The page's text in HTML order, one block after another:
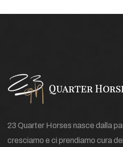
23 Quarter Horses nasce dalla
cresciamo e ci prendiamo cura